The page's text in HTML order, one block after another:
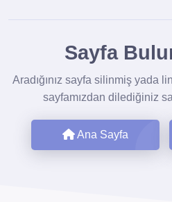
Sayfa
Aradığınız sayfa silinmiş yada
sayfamızdan dilediğiniz
Ana Sayfa